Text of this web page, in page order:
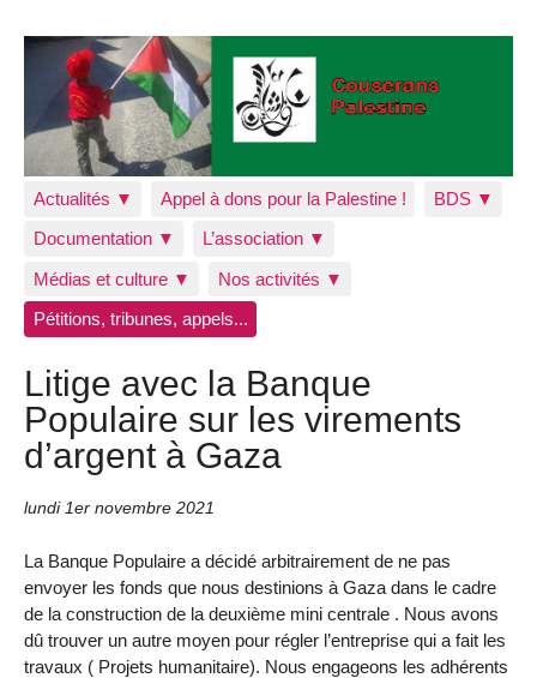
Actualités ▼ Appel à dons pour la Palestine !
BDS ▼
Documentation ▼
L’association ▼
Médias et culture ▼
Nos activités ▼
Pétitions, tribunes, appels...
Litige avec la Banque
Populaire sur les virements
d’argent à Gaza
lundi 1er novembre 2021
La Banque Populaire a décidé arbitrairement de ne pas
envoyer les fonds que nous destinions à Gaza dans le cadre
de la construction de la deuxième mini centrale . Nous avons
dû trouver un autre moyen pour régler l’entreprise qui a fait les
travaux ( Projets humanitaire). Nous engageons les adhérents